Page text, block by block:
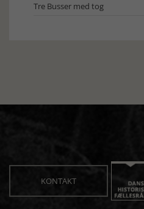
Tre Busser med tog
KONTAKT